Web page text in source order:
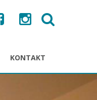
KONTAKT